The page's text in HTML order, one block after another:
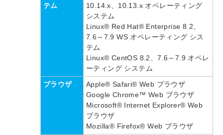
テム
10.14.x、10.13.x オペレーティング
システム
Linux® Red Hat® Enterprise 8.2、
7.6～7.9 WS オペレーティング シス
テム
Linux® CentOS 8.2、7.6～7.9 オペレ
ーティング システム
ブラウザ
Apple® Safari® Web ブラウザ
Google Chrome™ Web ブラウザ
Microsoft® Internet Explorer® Web
ブラウザ
Mozilla® Firefox® Web ブラウザ